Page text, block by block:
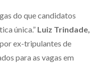
do que candidatos
única.” Luiz Trindade,
ex-tripulantes de
para as vagas em